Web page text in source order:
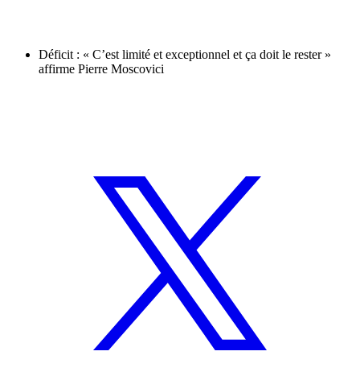
Déficit : « C’est limité et exceptionnel et ça doit le rester »
affirme Pierre Moscovici